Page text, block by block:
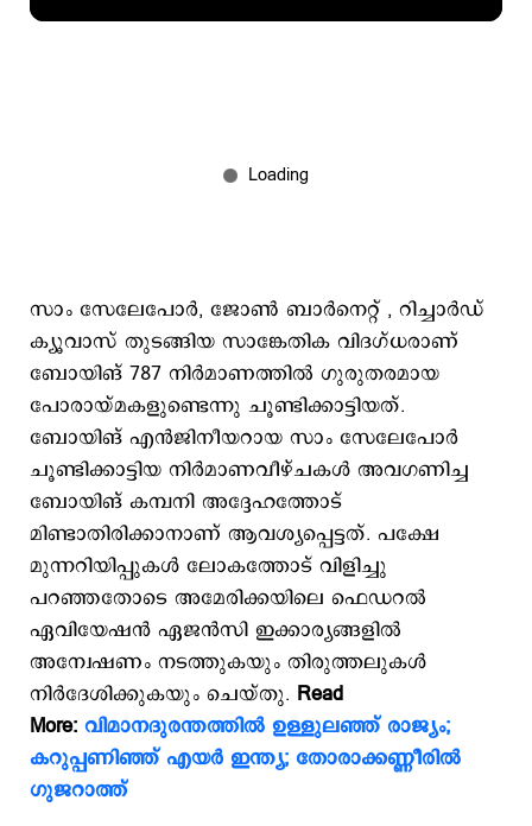
സാം സേലേപോര്‍, ജോണ്‍ ബാര്‍നെറ്റ് , റിച്ചാര്‍ഡ്
ക്യൂവാസ് തുടങ്ങിയ സാങ്കേതിക വിദഗ്ധരാണ്
ബോയിങ് 787 നിര്‍മാണത്തില്‍ ഗുരുതരമായ
പോരായ്മകളുണ്ടെന്നു ചൂണ്ടിക്കാട്ടിയത്.
ബോയിങ് എന്‍ജിനീയറായ സാം സേലേപോര്‍
ചൂണ്ടിക്കാട്ടിയ നിര്‍മാണവീഴ്ചകള്‍ അവഗണിച്ച
ബോയിങ് കമ്പനി അദ്ദേഹത്തോട്
മിണ്ടാതിരിക്കാനാണ് ആവശ്യപ്പെട്ടത്. പക്ഷേ
മുന്നറിയിപ്പുകള്‍ ലോകത്തോട് വിളിച്ചു
പറഞ്ഞതോടെ അമേരിക്കയിലെ ഫെഡറല്‍
ഏവിയേഷന്‍ ഏജന്‍സി ഇക്കാര്യങ്ങളില്‍
അന്വേഷണം നടത്തുകയും തിരുത്തലുകള്‍
നിര്‍ദേശിക്കുകയും ചെയ്തു. Read
More: വിമാനദുരന്തത്തില്‍ ഉള്ളുലഞ്ഞ് രാജ്യം;
കറുപ്പണിഞ്ഞ് എയര്‍ ഇന്ത്യ; തോരാക്കണ്ണീരില്‍
ഗുജറാത്ത്